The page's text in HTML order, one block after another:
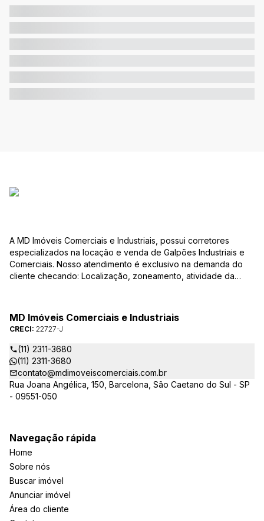
A MD Imóveis Comerciais e Industriais, possui corretores
especializados na locação e venda de Galpões Industriais e
Comerciais. Nosso atendimento é exclusivo na demanda do
cliente checando: Localização, zoneamento, atividade da
atender de verdade a sua necessidade!
MD Imóveis Comerciais e Industriais
CRECI: 22727-J
(11) 2311-3680
(11) 2311-3680
contato@mdimoveiscomerciais.com.br
Rua Joana Angélica, 150, Barcelona, São Caetano do Sul - SP
- 09551-050
Navegação rápida
Home
Sobre nós
Buscar imóvel
Anunciar imóvel
Área do cliente